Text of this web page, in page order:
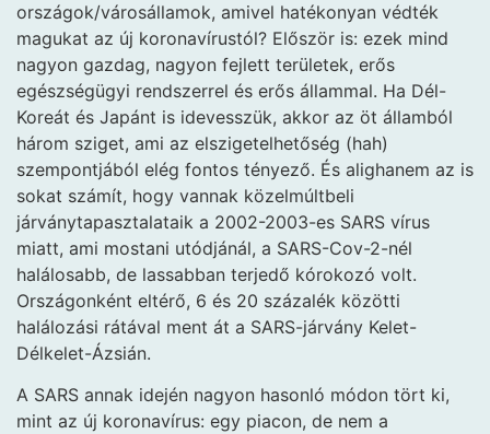
országok/városállamok, amivel hatékonyan védték
magukat az új koronavírustól? Először is: ezek mind
nagyon gazdag, nagyon fejlett területek, erős
egészségügyi rendszerrel és erős állammal. Ha Dél-
Koreát és Japánt is idevesszük, akkor az öt államból
három sziget, ami az elszigetelhetőség (hah)
szempontjából elég fontos tényező. És alighanem az is
sokat számít, hogy vannak közelmúltbeli
járványtapasztalataik a 2002-2003-es SARS vírus
miatt, ami mostani utódjánál, a SARS-Cov-2-nél
halálosabb, de lassabban terjedő kórokozó volt.
Országonként eltérő, 6 és 20 százalék közötti
halálozási rátával ment át a SARS-járvány Kelet-
Délkelet-Ázsián.
A SARS annak idején nagyon hasonló módon tört ki,
mint az új koronavírus: egy piacon, de nem a